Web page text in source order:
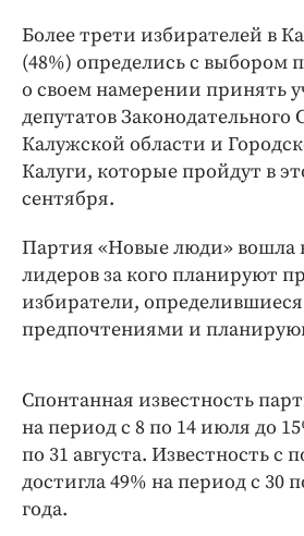
Клиника года
Бренд года
Работодатель года
Более трети избирателей в
(48%) определись с выбором
о своем намерении принять
депутатов Законодательного
Калужской области и
Калуги, которые пройдут в
сентября.
Партия «Новые люди» вошла
лидеров за кого планируют
избиратели,
предпочтениями и
Спонтанная известность
на период с 8 по 14 июля до
по 31 августа. Известность с
достигла 49% на период с 30
года.